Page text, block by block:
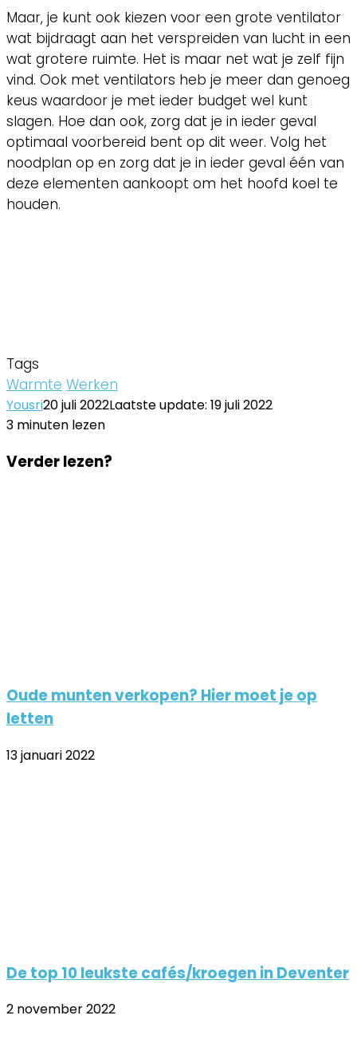
Maar, je kunt ook kiezen voor een grote ventilator
wat bijdraagt aan het verspreiden van lucht in een
wat grotere ruimte. Het is maar net wat je zelf fijn
vind. Ook met ventilators heb je meer dan genoeg
keus waardoor je met ieder budget wel kunt
slagen. Hoe dan ook, zorg dat je in ieder geval
optimaal voorbereid bent op dit weer. Volg het
noodplan op en zorg dat je in ieder geval één van
deze elementen aankoopt om het hoofd koel te
houden.
Tags
Warmte Werken
Yousri20 juli 2022Laatste update: 19 juli 2022
3 minuten lezen
via
via
Verder lezen?
Oude munten verkopen? Hier moet je op
letten
13 januari 2022
De top 10 leukste cafés/kroegen in Deventer
2 november 2022